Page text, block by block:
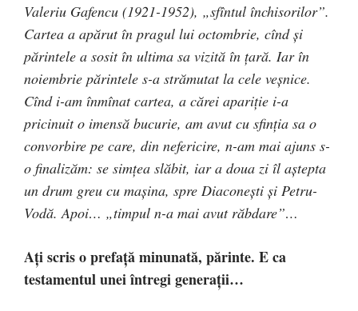
Valeriu Gafencu (1921-1952), „sfîntul închisorilor”.
Cartea a apărut în pragul lui octombrie, cînd şi
părintele a sosit în ultima sa vizită în ţară. Iar în
noiem­brie părintele s-a strămutat la cele veşnice.
Cînd i-am înmînat cartea, a că­rei apariţie i-a
pricinuit o imensă bucurie, am avut cu sfin­­ţia sa o
convorbire pe care, din nefericire, n-am mai ajuns s-
o finalizăm: se simţea slăbit, iar a doua zi îl aştepta
un drum greu cu maşina, spre Diaconeşti şi Petru-
Vodă. Apoi… „timpul n-a mai avut răbdare”…
Aţi scris o prefaţă minunată, părinte. E ca
testamentul unei întregi generaţii…